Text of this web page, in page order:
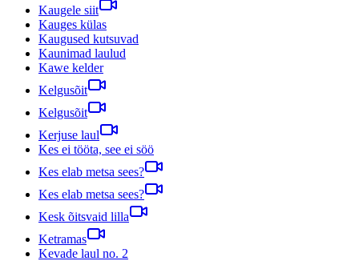
Kaugele siit
Kauges külas
Kaugused kutsuvad
Kaunimad laulud
Kawe kelder
Kelgusõit
Kelgusõit
Kerjuse laul
Kes ei tööta, see ei söö
Kes elab metsa sees?
Kes elab metsa sees?
Kesk õitsvaid lilla
Ketramas
Kevade laul no. 2